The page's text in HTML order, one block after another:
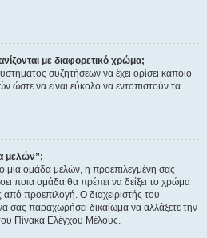
με διαφορετικό χρώμα;
συζητήσεων να έχει ορίσει κάποιο
ώστε να είναι εύκολο να εντοπιστούν τα
μελών”;
μια ομάδα μελών, η προεπιλεγμένη σας
ποια ομάδα θα πρέπει να δείξει το χρώμα
προεπιλογή. Ο διαχειριστής του
σας παραχωρήσει δικαίωμα να αλλάξετε την
Πίνακα Ελέγχου Μέλους.